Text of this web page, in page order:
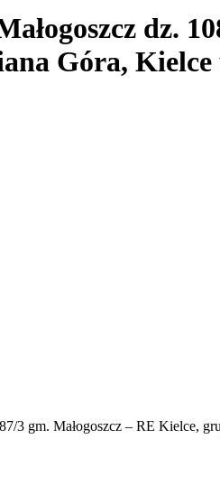
dz.
Góra, Kielce
3 gm. Małogoszcz – RE Kielce,